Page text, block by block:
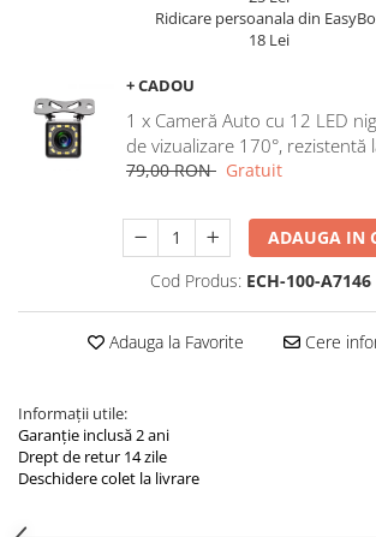
Ridicare persoanala din
18 Lei
+ CADOU
1 x Cameră Auto cu 12 LED
de vizualizare 170°, rezistentă
79,00 RON Gratuit
ADAUGA IN
Cod Produs: ECH-100-A7146
Adauga la Favorite Cere
Informații utile:
Garanție inclusă 2 ani
Drept de retur 14 zile
Deschidere colet la livrare